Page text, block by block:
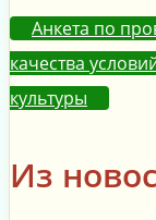
Анкета по
качества
культуры
Из